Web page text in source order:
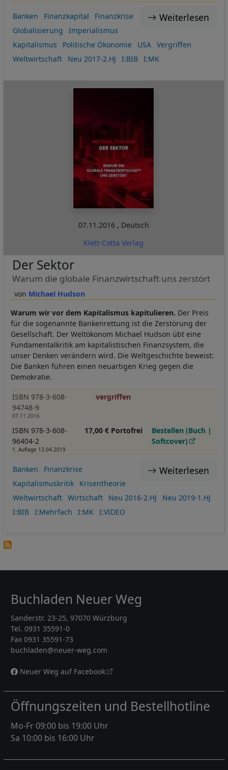
Weiterlesen
Banken Finanzkapital
Finanzkrise
Globalisierung
Imperialismus
Kapitalismus
Politische Ökonomie USA
Vergriffen
Weltwirtschaft
Neu 2017-2.HJ I:BIB I:MK
07.11.2016 , Deutsch
Klett-Cotta Verlag
Michael Hudson
Der Sektor
Warum die globale Finanzwirtschaft uns zerstört
Warum wir vor dem Kapitalismus kapitulieren. Der Preis
für die sogenannte Bankenrettung ist die Zerstörung der
Gesellschaft. Der Weltökonom Michael Hudson übt eine
Fundamentalkritik am kapitalistischen Finanzsystem, die
unser Denken verändern wird. Die Weltgeschichte beweist:
Die Banken führen einen neuartigen Krieg gegen die
Demokratie.
ISBN 978-3-608-
94748-9
07.11.2016
vergriffen
ISBN 978-3-608-
96404-2
1. Auflage 13.04.2019
17,00 € Portofrei
Bestellen (Buch |
Softcover)
Weiterlesen
Banken
Finanzkrise
Kapitalismuskritik
Krisentheorie
Weltwirtschaft
Wirtschaft Neu 2016-2.HJ
Neu 2019-1.HJ
I:BIB
I:Mehrfach I:MK I:VIDEO
Buchladen Neuer Weg
Sanderstr. 23-25, 97070 Würzburg
Tel. 0931 35591-0
Fax 0931 35591-73
buchladen@neuer-weg.com
Neuer Weg auf Facebook
Öffnungszeiten und Bestellhotline
Mo-Fr 09:00 bis 19:00 Uhr
Sa 10:00 bis 16:00 Uhr